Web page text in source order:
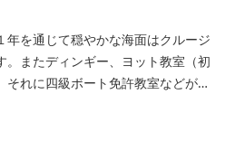
を通じて穏やかな海面はクルージ
。またディンギー、ヨット教室（初
れに四級ボート免許教室などが開
もあります。